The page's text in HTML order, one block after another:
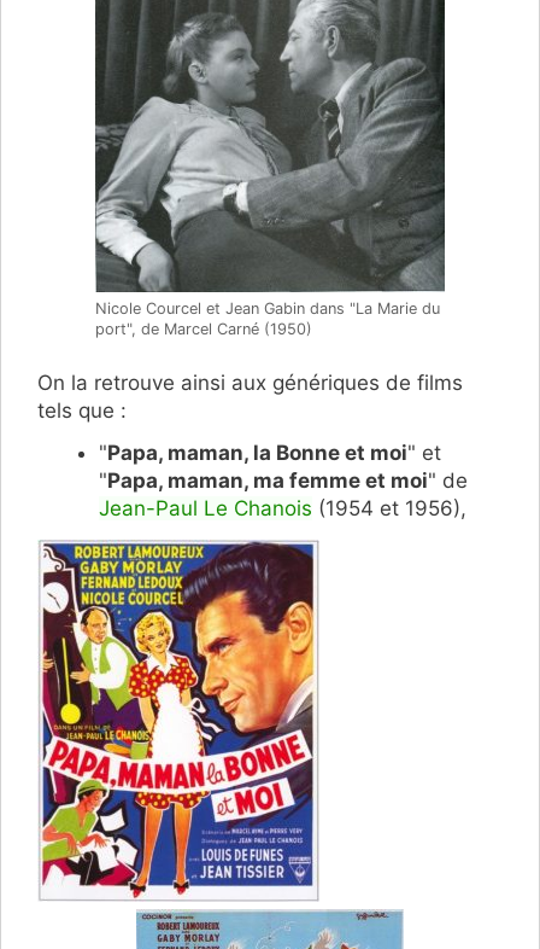
Nicole Courcel et Jean Gabin dans "La Marie du
port", de Marcel Carné (1950)
On la retrouve ainsi aux génériques de films
tels que :
"Papa, maman, la Bonne et moi" et
"Papa, maman, ma femme et moi" de
Jean-Paul Le Chanois (1954 et 1956),